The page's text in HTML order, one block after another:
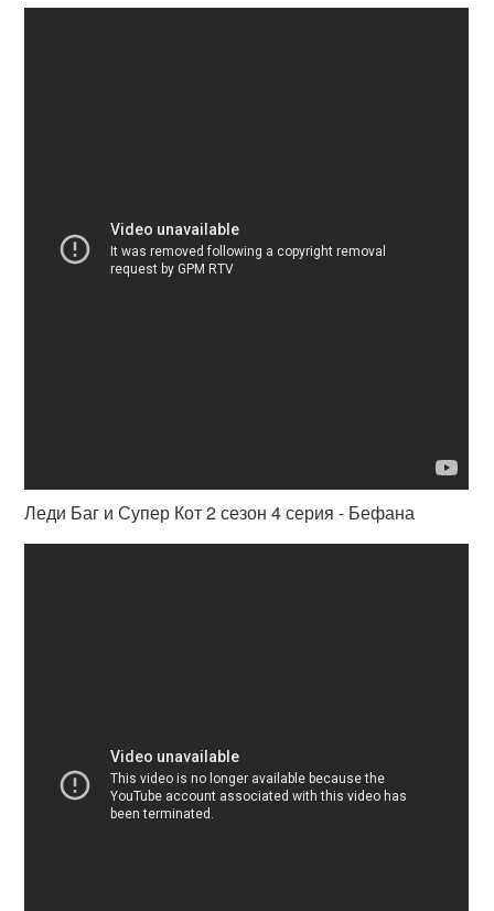
Леди Баг и Супер Кот 2 сезон 4 серия - Бефана